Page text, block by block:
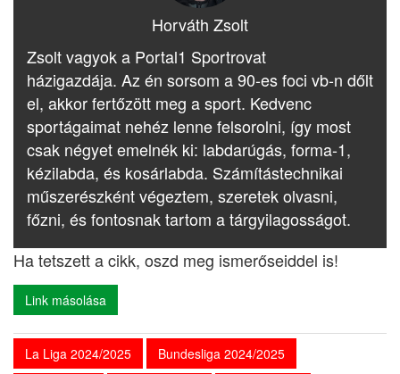
Horváth Zsolt
Zsolt vagyok a Portal1 Sportrovat
házigazdája. Az én sorsom a 90-es foci vb-n dőlt
el, akkor fertőzött meg a sport. Kedvenc
sportágaimat nehéz lenne felsorolni, így most
csak négyet emelnék ki: labdarúgás, forma-1,
kézilabda, és kosárlabda. Számítástechnikai
műszerészként végeztem, szeretek olvasni,
főzni, és fontosnak tartom a tárgyilagosságot.
Ha tetszett a cikk, oszd meg ismerőseiddel is!
Link másolása
La Liga 2024/2025
Bundesliga 2024/2025